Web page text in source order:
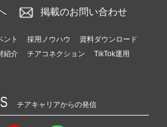
掲載のお問い合わせ
ント 採用ノウハウ
資料ダウンロード
紹介 チアコネクション
TikTok運用
チアキャリアからの発信